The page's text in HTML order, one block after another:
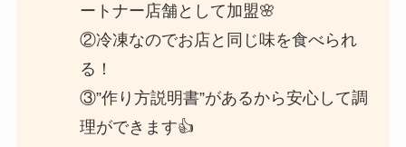
ートナー店舗として加盟🌸
②冷凍なのでお店と同じ味を食べられ
る！
③”作り方説明書”があるから安心して調
理ができます👍